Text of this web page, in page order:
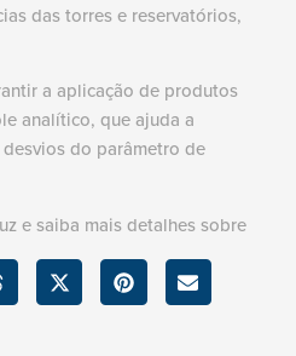
das torres e reservatórios,
a aplicação de produtos
analítico, que ajuda a
do parâmetro de
e saiba mais detalhes sobre